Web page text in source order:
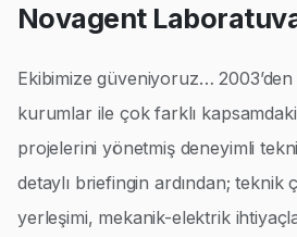
Novagent
Ekibimize güveniyoruz…
kurumlar ile çok farklı
projelerini yönetmiş deneyimli
detaylı briefingin ardından; teknik
yerleşimi, mekanik-elektrik